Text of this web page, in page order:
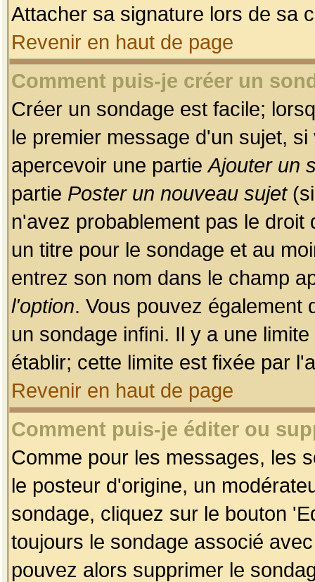
Attacher sa signature lors de sa
Revenir en haut de page
Comment puis-je créer un
Créer un sondage est facile;
le premier message d'un sujet,
apercevoir une partieAjouter un
partie Poster un nouveau sujet(si
n'avez probablement pas le
un titre pour le sondage et au
entrez son nom dans le champ
l'option. Vous pouvez également
un sondage infini. Il y a une
établir; cette limite est fixée par
Revenir en haut de page
Comment puis-je éditer ou
Comme pour les messages, les
le posteur d'origine, un
sondage, cliquez sur le bouton
toujours le sondage associé
pouvez alors supprimer le